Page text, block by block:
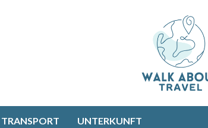
TRANSPORT UNTERKUNFT